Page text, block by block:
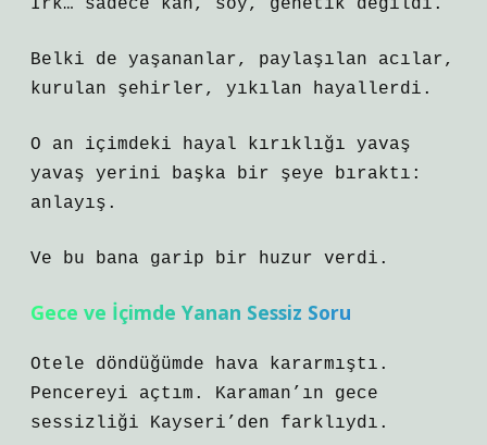
Irk… sadece kan, soy, genetik değildi.
Belki de yaşananlar, paylaşılan acılar,
kurulan şehirler, yıkılan hayallerdi.
O an içimdeki hayal kırıklığı yavaş
yavaş yerini başka bir şeye bıraktı:
anlayış.
Ve bu bana garip bir huzur verdi.
Gece ve İçimde Yanan Sessiz Soru
Otele döndüğümde hava kararmıştı.
Pencereyi açtım. Karaman’ın gece
sessizliği Kayseri’den farklıydı.